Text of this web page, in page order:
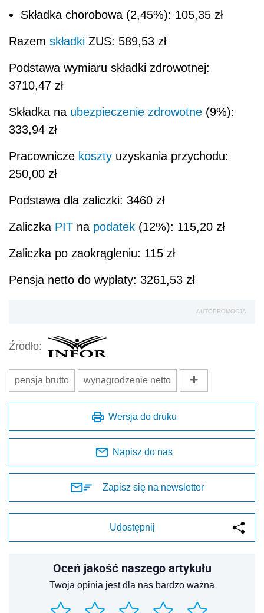
Składka chorobowa (2,45%): 105,35 zł
Razem składki ZUS: 589,53 zł
Podstawa wymiaru składki zdrowotnej:
3710,47 zł
Składka na ubezpieczenie zdrowotne (9%):
333,94 zł
Pracownicze koszty uzyskania przychodu:
250,00 zł
Podstawa dla zaliczki: 3460 zł
Zaliczka PIT na podatek (12%): 115,20 zł
Zaliczka po zaokrągleniu: 115 zł
Pensja netto do wypłaty: 3261,53 zł
AUTOPROMOCJA
Źródło:
pensja brutto wynagrodzenie netto
Wersja do druku
Napisz do nas
Zapisz się na newsletter
Udostępnij
Oceń jakość naszego artykułu
Twoja opinia jest dla nas bardzo ważna